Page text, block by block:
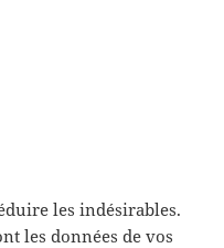
les indésirables.
les données de vos